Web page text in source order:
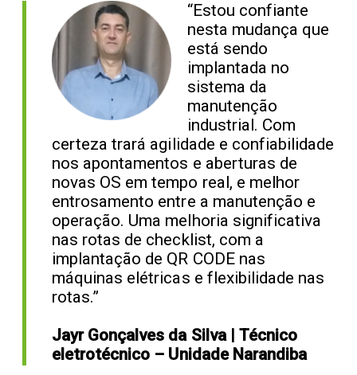
“Estou confiante
nesta mudança que
está sendo
implantada no
sistema da
manutenção
industrial. Com
certeza trará agilidade e confiabilidade
nos apontamentos e aberturas de
novas OS em tempo real, e melhor
entrosamento entre a manutenção e
operação. Uma melhoria significativa
nas rotas de checklist, com a
implantação de QR CODE nas
máquinas elétricas e flexibilidade nas
rotas.”
Jayr Gonçalves da Silva | Técnico
eletrotécnico – Unidade Narandiba